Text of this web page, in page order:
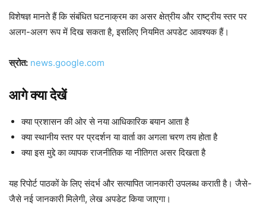
विशेषज्ञ मानते हैं कि संबंधित घटनाक्रम का असर क्षेत्रीय और राष्ट्रीय स्तर पर
अलग-अलग रूप में दिख सकता है, इसलिए नियमित अपडेट आवश्यक हैं।
स्रोत: news.google.com
आगे क्या देखें
क्या प्रशासन की ओर से नया आधिकारिक बयान आता है
क्या स्थानीय स्तर पर प्रदर्शन या वार्ता का अगला चरण तय होता है
क्या इस मुद्दे का व्यापक राजनीतिक या नीतिगत असर दिखता है
यह रिपोर्ट पाठकों के लिए संदर्भ और सत्यापित जानकारी उपलब्ध कराती है। जैसे-
जैसे नई जानकारी मिलेगी, लेख अपडेट किया जाएगा।